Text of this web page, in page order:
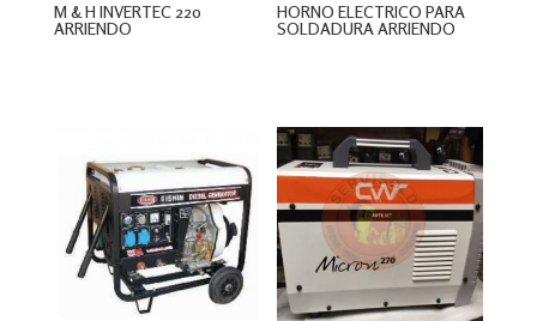
M & H INVERTEC 220
ARRIENDO
HORNO ELECTRICO PARA
SOLDADURA ARRIENDO